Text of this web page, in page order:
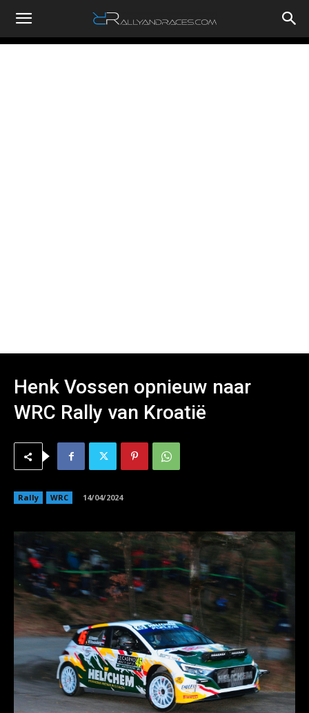
RallyandRaces.com
Henk Vossen opnieuw naar
WRC Rally van Kroatië
Rally WRC 14/04/2024